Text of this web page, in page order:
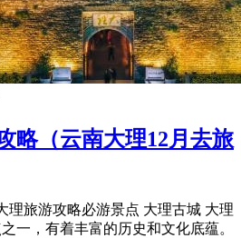
略（云南大理12月去旅
理旅游攻略必游景点 大理古城 大理
一，有着丰富的历史和文化底蕴。